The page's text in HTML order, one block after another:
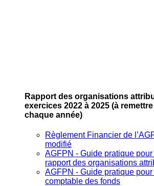
Rapport des organisations
exercices 2022 à 2025 (à
chaque année)
Règlement Financier de
modifié
AGFPN ‐ Guide pratique
rapport des organisations
AGFPN ‐ Guide pratique
comptable des fonds